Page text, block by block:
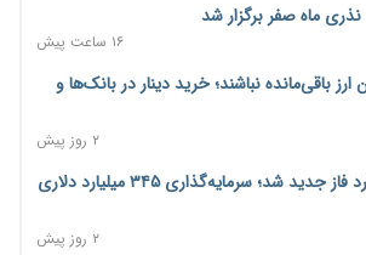
ماه صفر برگزار شد
۱۶ ساعت پیش
ارز باقی‌مانده نباشند؛ خرید دینار در بانک‌ها و
۲ روز پیش
جنگ کریدورها وارد فاز جدید شد؛ سرمایه‌گذاری ۳۴۵ میلیارد دلاری
۲ روز پیش